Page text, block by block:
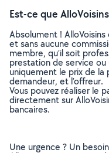
Est-ce que
Absolument !
et sans aucune
membre, qu’il soit
prestation de service
uniquement le prix de la
demandeur, et l’offreur.
Vous pouvez réaliser le
directement sur
bancaires.
Une urgence ? Un